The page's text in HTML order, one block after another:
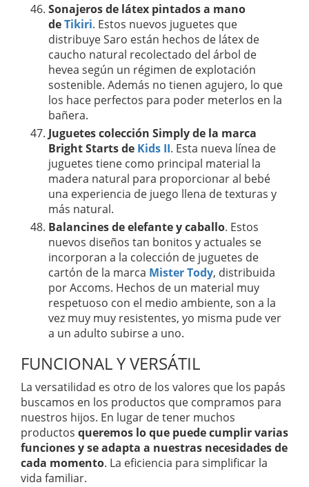
Sonajeros de látex pintados a mano
deTikiri. Estos nuevos juguetes que
distribuye Saro están hechos de látex de
caucho natural recolectado del árbol de
hevea según un régimen de explotación
sostenible. Además no tienen agujero, lo que
los hace perfectos para poder meterlos en la
bañera.
Juguetes colección Simply de la marca
Bright Starts de Kids II. Esta nueva línea de
juguetes tiene como principal material la
madera natural para proporcionar al bebé
una experiencia de juego llena de texturas y
más natural.
Balancines de elefante y caballo. Estos
nuevos diseños tan bonitos y actuales se
incorporan a la colección de juguetes de
cartón de la marca Mister Tody, distribuida
por Accoms. Hechos de un material muy
respetuoso con el medio ambiente, son a la
vez muy muy resistentes, yo misma pude ver
a un adulto subirse a uno.
FUNCIONAL Y VERSÁTIL
La versatilidad es otro de los valores que los papás
buscamos en los productos que compramos para
nuestros hijos. En lugar de tener muchos
productos queremos lo que puede cumplir varias
funciones y se adapta a nuestras necesidades de
cada momento. La eficiencia para simplificar la
vida familiar.